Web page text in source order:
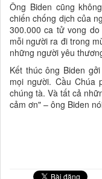
Ông Biden cũng
chiến chống dịch của
300.000 ca tử vong
mỗi người ra đi trong
những người yêu
Kết thúc ông Biden
mọi người. Cầu Chúa
chúng tà. Và tất cả
cảm ơn" – ông Biden